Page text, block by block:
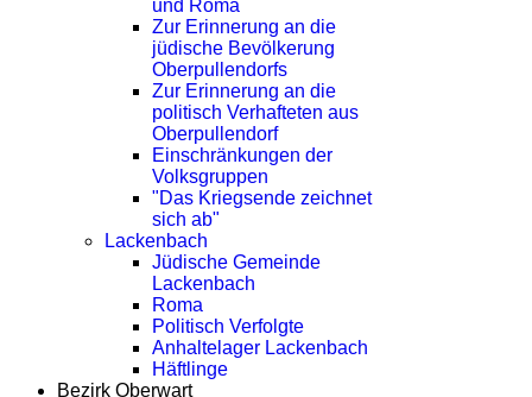
und Roma
Zur Erinnerung an die
jüdische Bevölkerung
Oberpullendorfs
Zur Erinnerung an die
politisch Verhafteten aus
Oberpullendorf
Einschränkungen der
Volksgruppen
"Das Kriegsende zeichnet
sich ab"
Lackenbach
Jüdische Gemeinde
Lackenbach
Roma
Politisch Verfolgte
Anhaltelager Lackenbach
Häftlinge
Bezirk Oberwart